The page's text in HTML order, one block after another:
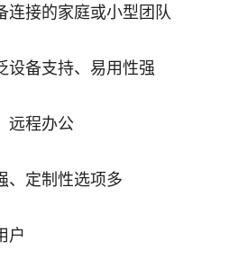
连接的家庭或小型团队
设备支持、易用性强
远程办公
、定制性选项多
户